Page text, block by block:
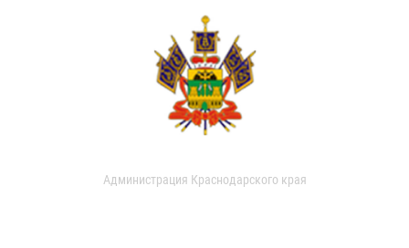
Администрация Краснодарского края